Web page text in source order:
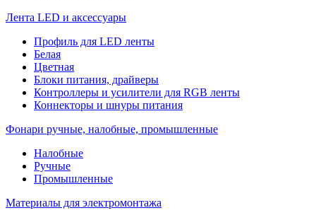
Лента LED и аксессуары
Профиль для LED ленты
Белая
Цветная
Блоки питания, драйверы
Контроллеры и усилители для RGB ленты
Коннекторы и шнуры питания
Фонари ручные, налобные, промышленные
Налобные
Ручные
Промышленные
Материалы для электромонтажа